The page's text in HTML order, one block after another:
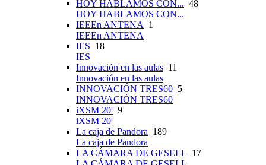
HOY HABLAMOS CON... 48
HOY HABLAMOS CON...
IEEEn ANTENA 1
IEEEn ANTENA
IES 18
IES
Innovación en las aulas 11
Innovación en las aulas
INNOVACIÓN TRES60 5
INNOVACIÓN TRES60
iXSM 20' 9
iXSM 20'
La caja de Pandora 189
La caja de Pandora
LA CÁMARA DE GESELL 17